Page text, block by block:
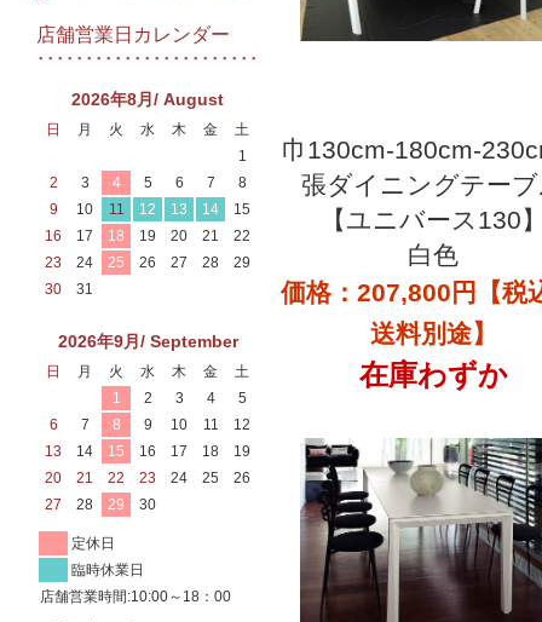
店舗営業日カレンダー
2026年8月/ August
日 月 火 水 木 金
土
1
2
3 4 5 6 7
8
9
10 11 12 13 14
15
16
17 18 19 20 21
22
23
24 25 26 27 28
29
30
31
2026年9月/ September
日 月 火 水 木 金
土
1
2 3 4
5
6
7 8 9 10 11
12
13
14 15 16 17 18
19
20
21 22 23 24 25
26
27
28 29 30
定休日
臨時休業日
店舗営業時間:10:00～18：00
巾130cm-180cm-
張ダイニングテー
【ユニバース130
白色
価格：207,800円【税
送料別途】
在庫わずか